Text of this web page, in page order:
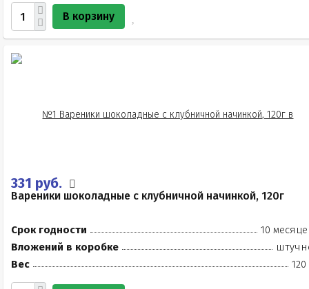
В корзину
331 руб.
Вареники шоколадные с клубничной начинкой, 120г
Срок годности
10
Вложений в коробке
Вес
120